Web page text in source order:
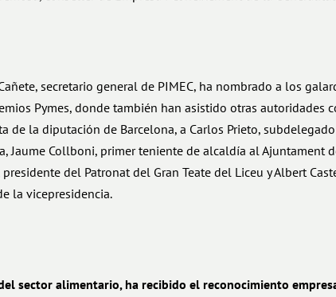
secretario general de PIMEC, ha nombrado a los
Pymes, donde también han asistido otras autoridades
de la diputación de Barcelona, a Carlos Prieto,
Jaume Collboni, primer teniente de alcaldía al Ajuntament
presidente del Patronat del Gran Teate del Liceu y Albert
la vicepresidencia.
del sector alimentario, ha recibido el reconocimiento